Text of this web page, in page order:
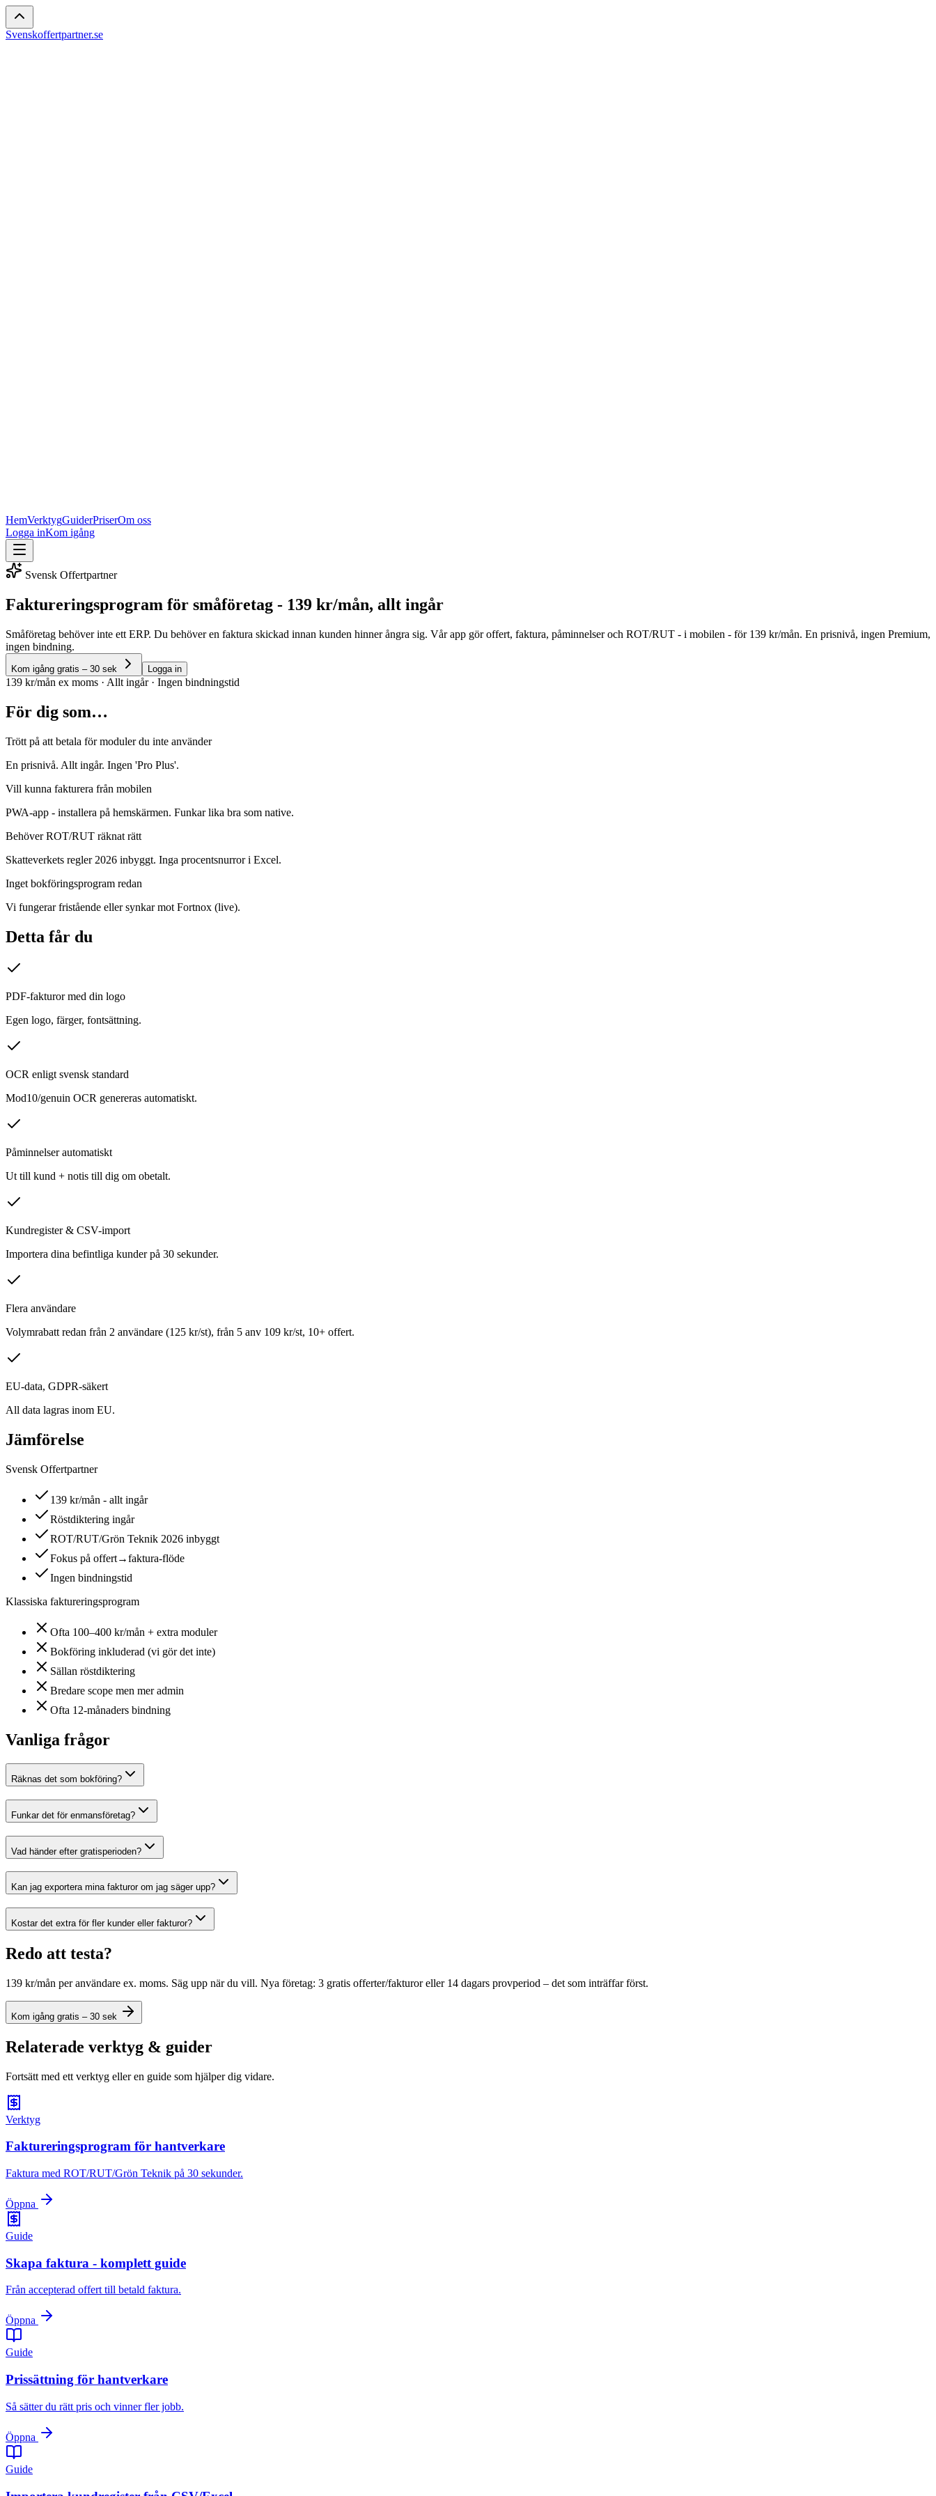
Svenskoffertpartner.se
HemVerktygGuiderPriserOm oss
Logga inKom igång
Svensk Offertpartner
Faktureringsprogram för småföretag - 139 kr/mån, allt ingår
Småföretag behöver inte ett ERP. Du behöver en faktura skickad innan kunden hinner ångra sig. Vår app gör offert, faktura, påminnelser och ROT/RUT - i mobilen - för 139 kr/mån. En prisnivå, ingen Premium,
ingen bindning.
Kom igång gratis – 30 sek Logga in
139 kr/mån ex moms · Allt ingår · Ingen bindningstid
För dig som…
Trött på att betala för moduler du inte använder
En prisnivå. Allt ingår. Ingen 'Pro Plus'.
Vill kunna fakturera från mobilen
PWA-app - installera på hemskärmen. Funkar lika bra som native.
Behöver ROT/RUT räknat rätt
Skatteverkets regler 2026 inbyggt. Inga procentsnurror i Excel.
Inget bokföringsprogram redan
Vi fungerar fristående eller synkar mot Fortnox (live).
Detta får du
PDF-fakturor med din logo
Egen logo, färger, fontsättning.
OCR enligt svensk standard
Mod10/genuin OCR genereras automatiskt.
Påminnelser automatiskt
Ut till kund + notis till dig om obetalt.
Kundregister & CSV-import
Importera dina befintliga kunder på 30 sekunder.
Flera användare
Volymrabatt redan från 2 användare (125 kr/st), från 5 anv 109 kr/st, 10+ offert.
EU-data, GDPR-säkert
All data lagras inom EU.
Jämförelse
Svensk Offertpartner
139 kr/mån - allt ingår
Röstdiktering ingår
ROT/RUT/Grön Teknik 2026 inbyggt
Fokus på offert→faktura-flöde
Ingen bindningstid
Klassiska faktureringsprogram
Ofta 100–400 kr/mån + extra moduler
Bokföring inkluderad (vi gör det inte)
Sällan röstdiktering
Bredare scope men mer admin
Ofta 12-månaders bindning
Vanliga frågor
Räknas det som bokföring?
Funkar det för enmansföretag?
Vad händer efter gratisperioden?
Kan jag exportera mina fakturor om jag säger upp?
Kostar det extra för fler kunder eller fakturor?
Redo att testa?
139 kr/mån per användare ex. moms. Säg upp när du vill. Nya företag: 3 gratis offerter/fakturor eller 14 dagars provperiod – det som inträffar först.
Kom igång gratis – 30 sek
Relaterade verktyg & guider
Fortsätt med ett verktyg eller en guide som hjälper dig vidare.
Verktyg
Faktureringsprogram för hantverkare
Faktura med ROT/RUT/Grön Teknik på 30 sekunder.
Öppna
Guide
Skapa faktura - komplett guide
Från accepterad offert till betald faktura.
Öppna
Guide
Prissättning för hantverkare
Så sätter du rätt pris och vinner fler jobb.
Öppna
Guide